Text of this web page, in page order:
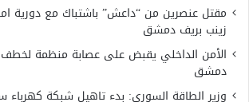
مقتل عنصرين من “داعش” باشتباك مع دورية
زينب بريف دمشق
الأمن الداخلي يقبض على عصابة منظمة لخطف
دمشق